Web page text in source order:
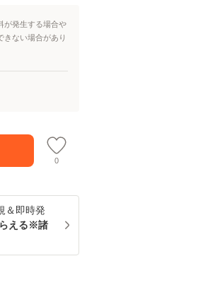
が発生する場合や
きない場合があり
0
＆即時発
える※諸